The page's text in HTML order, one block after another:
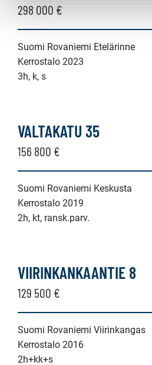
298 000 €
Suomi Rovaniemi Etelärinne
Kerrostalo 2023
3h, k, s
VALTAKATU 35
156 800 €
Suomi Rovaniemi Keskusta
Kerrostalo 2019
2h, kt, ransk.parv.
VIIRINKANKAANTIE 8
129 500 €
Suomi Rovaniemi Viirinkangas
Kerrostalo 2016
2h+kk+s